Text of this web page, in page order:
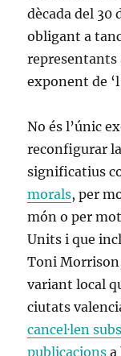
dècada del 30
obligant a
representants
exponent de
No és l’únic
reconfigurar
significatius
morals, per
món o per
Units i que
Toni
variant local
ciutats
cancel·len
publicacionsa